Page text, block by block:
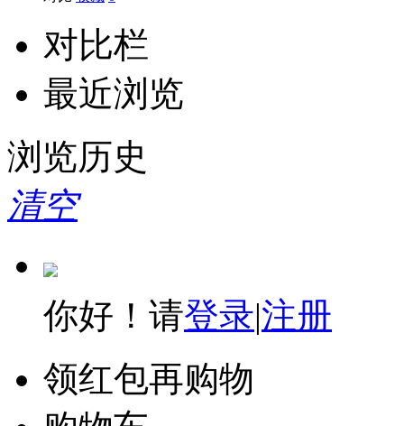
对比栏
最近浏览
浏览历史
清空
你好！请登录|注册
领红包再购物